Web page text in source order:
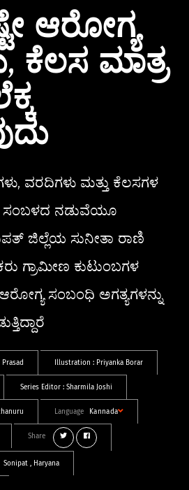
ಆರೋಗ್ಯ
ಕೆಲಸ ಮಾತ್ರ
ವರದಿಗಳು ಮತ್ತು ಕೆಲಸಗಳ
ಸಂಬಳದ ನಡುವೆಯೂ
ಜಿಲ್ಲೆಯ ಸುನೀತಾ ರಾಣಿ
ಗ್ರಾಮೀಣ ಕುಟುಂಬಗಳ
ಸಂಬಂಧಿ ಅಗತ್ಯಗಳನ್ನು
Prasad Illustration : Priyanka Borar
Series Editor : Sharmila Joshi
Language Kannada
Share
Sonipat , Haryana